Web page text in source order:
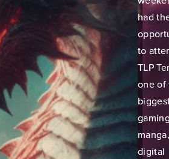
had
to
TLP
one of
digital